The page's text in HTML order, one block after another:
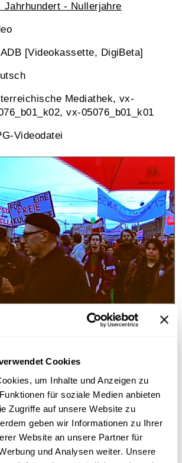
Cookies
um Inhalte und Anzeigen zu
für soziale Medien anbieten
Zugriffe auf unsere Website zu
geben wir Informationen zu Ihrer
Website an unsere Partner für
und Analysen weiter. Unsere
Jahrhundert - Nullerjahre
[Videokassette, DigiBeta]
Mediathek, vx-
vx-05076_b01_k01
Videodatei
die neue schwarz-blaue
der Österreichischen